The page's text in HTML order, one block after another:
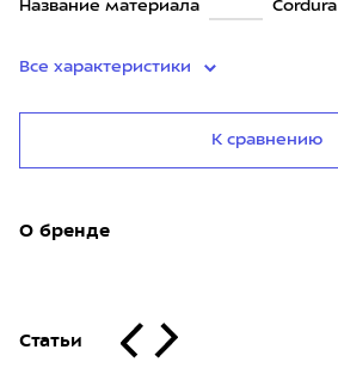
Название материала Cordura
Все характеристики
К сравнению
О бренде
Статьи